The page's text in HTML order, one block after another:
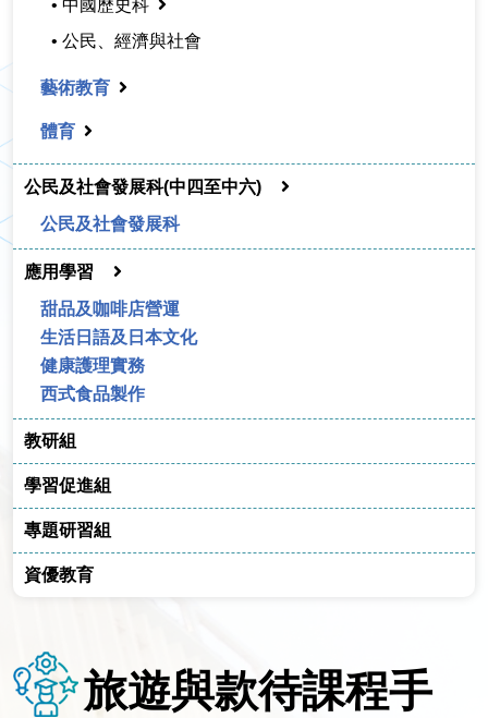
• 中國歷史科
• 公民、經濟與社會
藝術教育
體育
公民及社會發展科(中四至中六)
公民及社會發展科
應用學習
甜品及咖啡店營運
生活日語及日本文化
健康護理實務
西式食品製作
教研組
學習促進組
專題研習組
資優教育
旅遊與款待課程手